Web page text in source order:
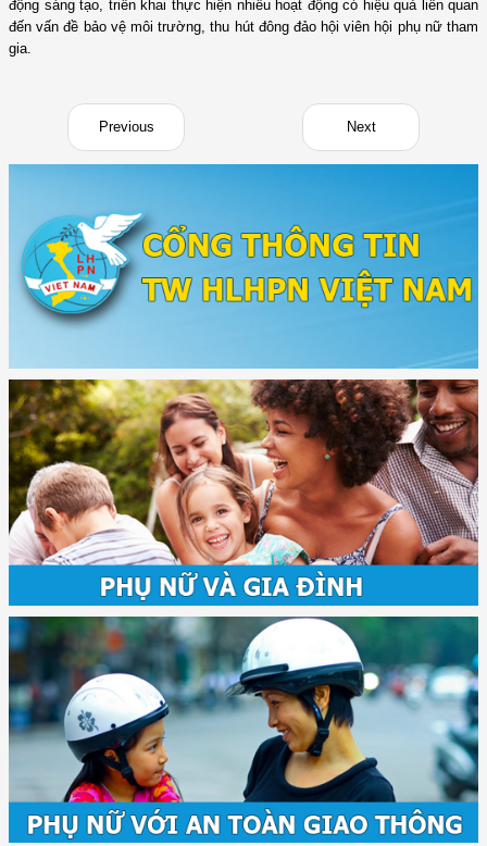
động sáng tạo, triển khai thực hiện nhiều hoạt động có hiệu quả liên quan
đến vấn đề bảo vệ môi trường, thu hút đông đảo hội viên hội phụ nữ tham
gia.
Previous Next